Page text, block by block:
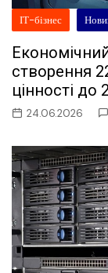
ІТ-бізнес
створення
цінності до
24.06.2026